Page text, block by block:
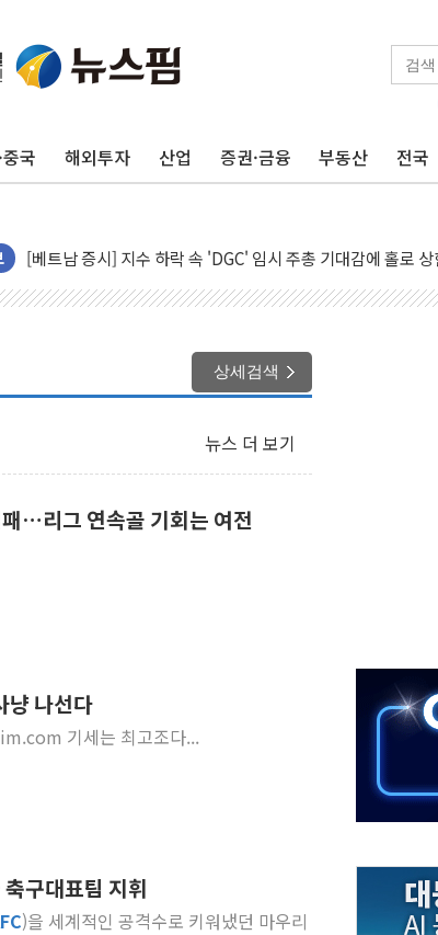
국 해외투자 산업 증권·금융 부동산 전국
[인도증시] 중동 긴장 완화에 실적 호조까지, 상승...호실적 보
'월가의 황제' 다이먼 "금융시장 레버리지 위험수위…숨은 차
양주 섬유염색공장서 화재 1명 중상…대응 1단계 진압 중
해군 1함대 창설 80주년…지역과 함께하는 '선봉'의 대민 봉사
[3보] 북, 원산서 동해로 단거리 탄도미사일 1발 발사… 올해
동해해경, 독도 해상서 부유물 감긴 어선 구조
구미 폐염산처리업체서 불 2시간30여분만에 진화...외국인 노
강원·전라권 폭염중대경보 확대…온열질환자 2665명·사망
빚투·레버리지 줄었지만, 반도체 두 종목에 코스피 '휘청'
[2보] 북한, 원산서 동해상 단거리 탄도미사일 발사
양주 가전제품 창고서 화재…차량 3대·건물 1동 전소
상세검색
뉴스 더 보기
…리그 연속골 기회는 여전
냥 나선다
SNS] 2026.08.05 psoq1337@newspim.com 기세는 최고조다...
구대표팀 지휘
)을 세계적인 공격수로 키워냈던 마우리